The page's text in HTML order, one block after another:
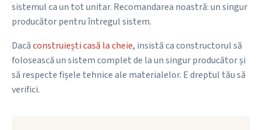
sistemul ca un tot unitar. Recomandarea noastră: un singur
producător pentru întregul sistem.
Dacăconstruiești casă la cheie, insistă ca constructorul să
folosească un sistem complet de la un singur producător și
să respecte fișele tehnice ale materialelor. E dreptul tău să
verifici.